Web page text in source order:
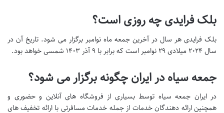
بلک فرایدی چه روزی است؟
بلک فرایدی هر سال در آخرین جمعه ماه نوامبر برگزار می شود. تاریخ آن در
سال ۲۰۲۴ میلادی ۲۹ نوامبر است که برابر با ۹ آذر ۱۴۰۳ شمسی خواهد بود.
جمعه سیاه در ایران چگونه برگزار می شود؟
در ایران جمعه سیاه توسط بسیاری از فروشگاه های آنلاین و حضوری و
همچنین ارائه دهندگان خدمات از جمله خدمات مسافرتی با ارائه تخفیف های